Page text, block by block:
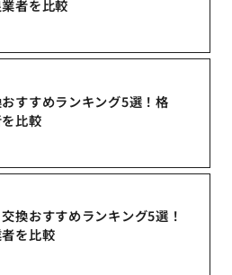
者を比較
すすめランキング5選！格
比較
換おすすめランキング5選！
を比較